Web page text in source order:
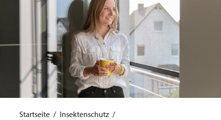
Startseite
Insektenschutz